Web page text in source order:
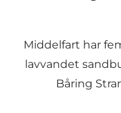
Middelfart har
lavvandet
Båring